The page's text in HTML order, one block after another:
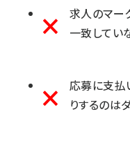
求人のマー
一致してい
応募に支払
りするのはダ